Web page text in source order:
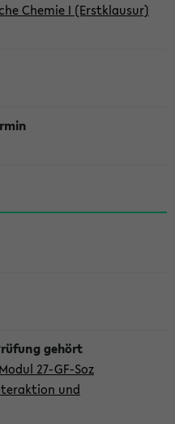
Chemie I (Erstklausur)
27-GF-Soz
und